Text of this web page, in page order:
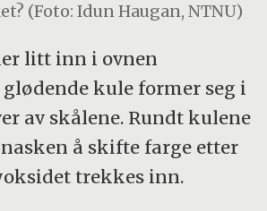
(Foto: Idun Haugan, NTNU)
litt inn i ovnen
glødende kule former seg i
av skålene. Rundt kulene
å skifte farge etter
trekkes inn.